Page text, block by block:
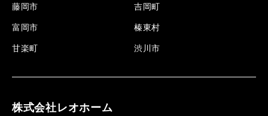
藤岡市
富岡市
甘楽町
吉岡町
榛東村
渋川市
株式会社レオホーム